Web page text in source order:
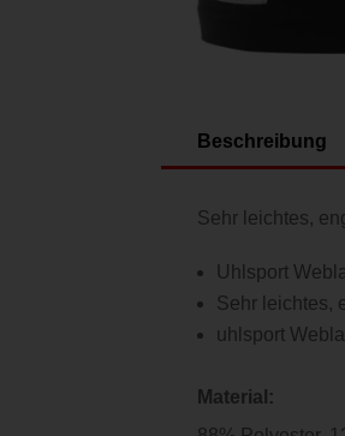
Beschreibung
Sehr leichtes,
Uhlsport
Sehr leichtes,
uhlsport
Material: